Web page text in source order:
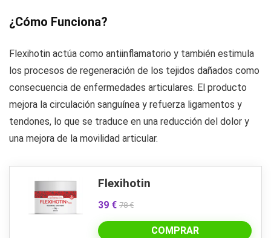
¿Cómo Funciona?
Flexihotin actúa como antiinflamatorio y también estimula
los procesos de regeneración de los tejidos dañados como
consecuencia de enfermedades articulares. El producto
mejora la circulación sanguínea y refuerza ligamentos y
tendones, lo que se traduce en una reducción del dolor y
una mejora de la movilidad articular.
Flexihotin
39 € 78 €
COMPRAR